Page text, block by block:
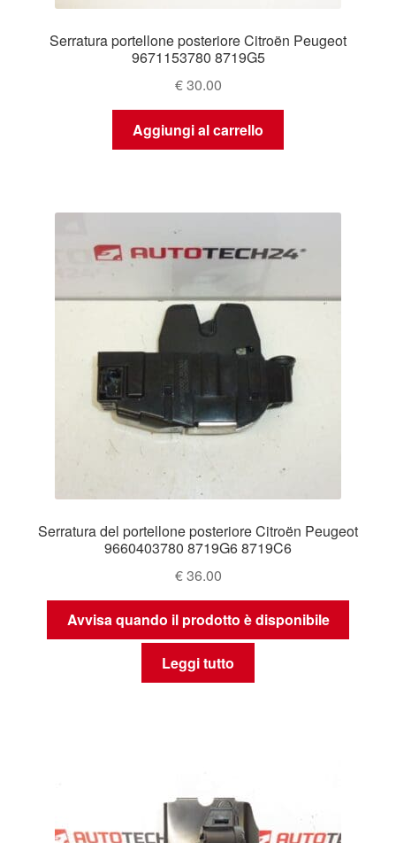
Serratura portellone posteriore Citroën Peugeot
9671153780 8719G5
€30.00
Aggiungi al carrello
Serratura del portellone posteriore Citroën Peugeot
9660403780 8719G6 8719C6
€36.00
Avvisa quando il prodotto è disponibile
Leggi tutto